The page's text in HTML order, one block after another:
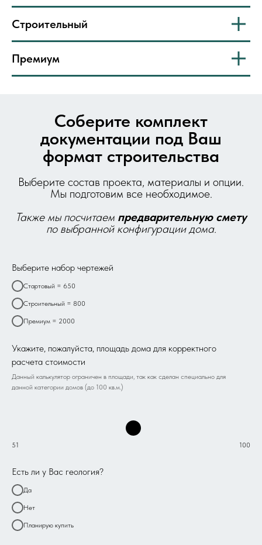
Строительный
Премиум
Соберите комплект
документации под Ваш
формат строительства
Выберите состав проекта, материалы и опции.
Мы подготовим все необходимое.
Также мы посчитаем предварительную смету
по выбранной конфигурации дома.
Выберите набор чертежей
Стартовый = 650
Строительный = 800
Премиум = 2000
Укажите, пожалуйста, площадь дома для корректного
расчета стоимости
Данный калькулятор ограничен в площади, так как сделан специально для
данной категории домов (до 100 кв.м.)
51 100
Есть ли у Вас геология?
Да
Нет
Планирую купить